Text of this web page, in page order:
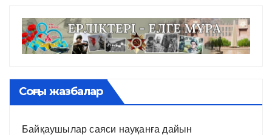
Соңғы жазбалар
Байқаушылар саяси науқанға дайын